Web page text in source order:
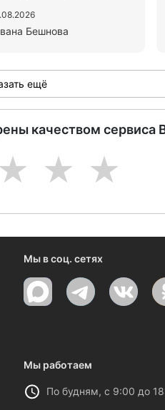
Бешнова
ещё
качеством сервиса
5
4
3
Мы в соц. сетях
Мы работаем
По будням, с 9:00 до